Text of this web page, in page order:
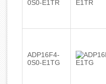
0S0-E1TR
ADP16F4-
0S0-E1TG